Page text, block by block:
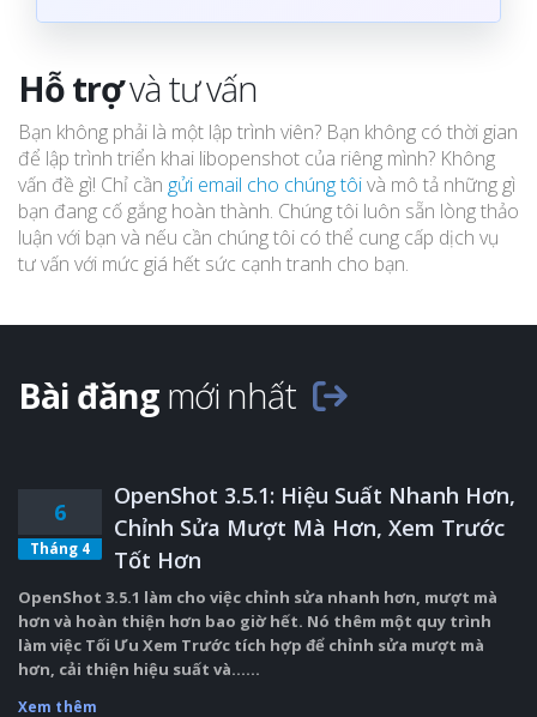
Hỗ trợvà tư vấn
Bạn không phải là một lập trình viên? Bạn không có thời gian
để lập trình triển khai libopenshot của riêng mình? Không
vấn đề gì! Chỉ cần gửi email cho chúng tôivà mô tả những gì
bạn đang cố gắng hoàn thành. Chúng tôi luôn sẵn lòng thảo
luận với bạn và nếu cần chúng tôi có thể cung cấp dịch vụ
tư vấn với mức giá hết sức cạnh tranh cho bạn.
Bài đăng mới nhất
6
Tháng 4
OpenShot 3.5.1: Hiệu Suất Nhanh Hơn,
Chỉnh Sửa Mượt Mà Hơn, Xem Trước
Tốt Hơn
OpenShot 3.5.1 làm cho việc chỉnh sửa nhanh hơn, mượt mà
hơn và hoàn thiện hơn bao giờ hết. Nó thêm một quy trình
làm việc Tối Ưu Xem Trước tích hợp để chỉnh sửa mượt mà
hơn, cải thiện hiệu suất và......
Xem thêm